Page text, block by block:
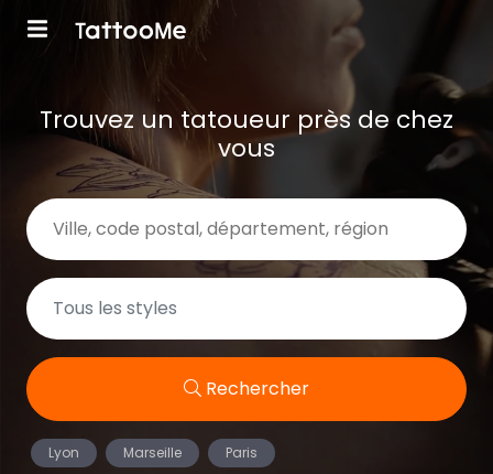
Trouvez un tatoueur près de chez
vous
Rechercher
Lyon Marseille Paris